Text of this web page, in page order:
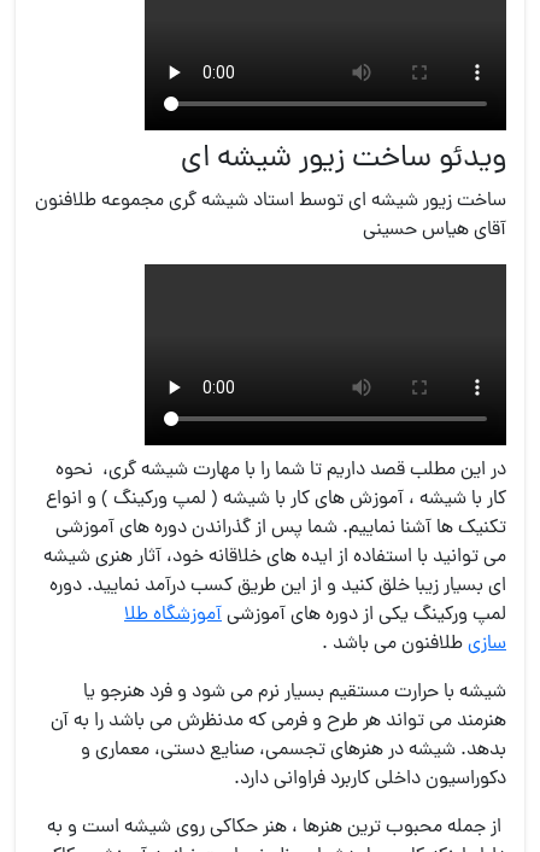
ویدئو ساخت زیور شیشه ای
ساخت زیور شیشه ای توسط استاد شیشه گری مجموعه طلافنون
آقای هیاس حسینی
در این مطلب قصد داریم تا شما را با مهارت شیشه گری، نحوه
کار با شیشه ، آموزش های کار با شیشه ( لمپ ورکینگ ) و انواع
تکنیک ها آشنا نماییم. شما پس از گذراندن دوره های آموزشی
می توانید با استفاده از ایده های خلاقانه خود، آثار هنری شیشه
ای بسیار زیبا خلق کنید و از این طریق کسب درآمد نمایید. دوره
لمپ ورکینگ یکی از دوره های آموزشیآموزشگاه طلا
سازیطلافنون می باشد .
شیشه با حرارت مستقیم بسیار نرم می شود و فرد هنرجو یا
هنرمند می تواند هر طرح و فرمی که مدنظرش می باشد را به آن
بدهد. شیشه در هنرهای تجسمی، صنایع دستی، معماری و
دکوراسیون داخلی کاربرد فراوانی دارد.
از جمله محبوب ترین هنرها ، هنر حکاکی روی شیشه است و به